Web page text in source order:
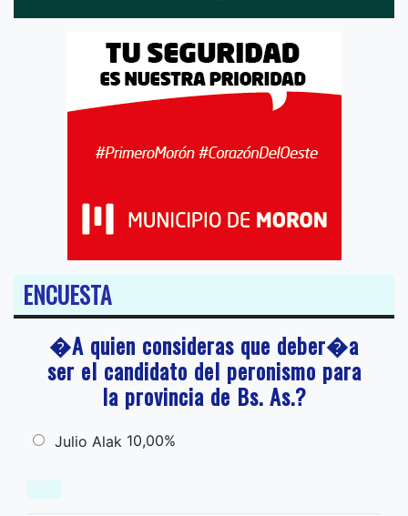
ENCUESTA
�A quien consideras que deber�a
ser el candidato del peronismo para
la provincia de Bs. As.?
Julio Alak 10,00%